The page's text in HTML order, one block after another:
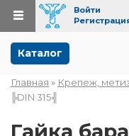
Перейти к основному
Войти
Каталог
Вы здесь
Главная » Крепеж,
╠DIN 315╣
Гайка